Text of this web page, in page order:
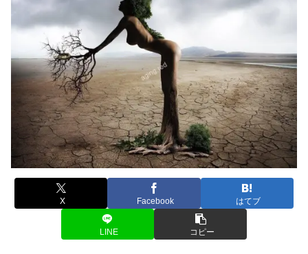
X Facebook はてブ
LINE コピー